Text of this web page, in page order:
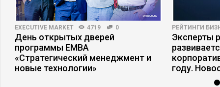
EXECUTIVE MARKET 4719 0
День открытых дверей
программы ЕМВА
«Стратегический менеджмент и
новые технологии»
РЕЙТИНГИ
Эксперты
году.